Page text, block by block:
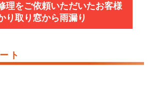
理をご依頼いただいたお客様
り取り窓から雨漏り
ト